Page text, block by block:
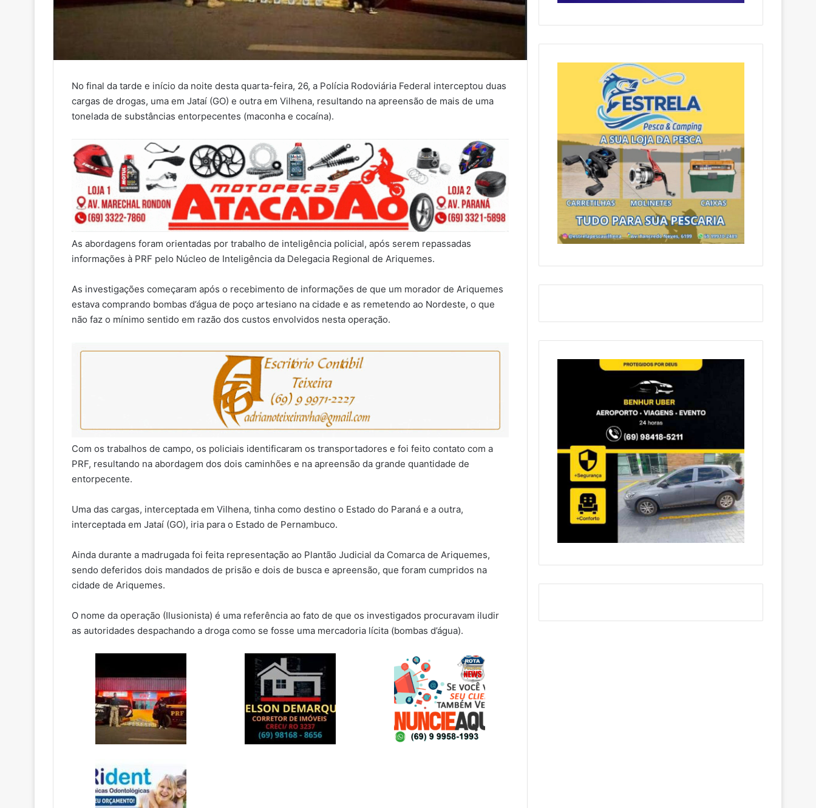
No final da tarde e início da noite desta quarta-feira, 26, a Polícia Rodoviária Federal interceptou duas
cargas de drogas, uma em Jataí (GO) e outra em Vilhena, resultando na apreensão de mais de uma
tonelada de substâncias entorpecentes (maconha e cocaína).
As abordagens foram orientadas por trabalho de inteligência policial, após serem repassadas
informações à PRF pelo Núcleo de Inteligência da Delegacia Regional de Ariquemes.
As investigações começaram após o recebimento de informações de que um morador de Ariquemes
estava comprando bombas d’água de poço artesiano na cidade e as remetendo ao Nordeste, o que
não faz o mínimo sentido em razão dos custos envolvidos nesta operação.
Com os trabalhos de campo, os policiais identificaram os transportadores e foi feito contato com a
PRF, resultando na abordagem dos dois caminhões e na apreensão da grande quantidade de
entorpecente.
Uma das cargas, interceptada em Vilhena, tinha como destino o Estado do Paraná e a outra,
interceptada em Jataí (GO), iria para o Estado de Pernambuco.
Ainda durante a madrugada foi feita representação ao Plantão Judicial da Comarca de Ariquemes,
sendo deferidos dois mandados de prisão e dois de busca e apreensão, que foram cumpridos na
cidade de Ariquemes.
O nome da operação (Ilusionista) é uma referência ao fato de que os investigados procuravam iludir
as autoridades despachando a droga como se fosse uma mercadoria lícita (bombas d’água).